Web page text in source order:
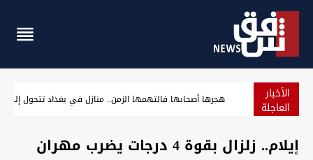
الأخبار
العاجلة الحشد الشعبي ينفي علم الفياض المسبق باستهداف مقراته ويفتح
إيلام.. زلزال بقوة 4 درجات يضرب مهران